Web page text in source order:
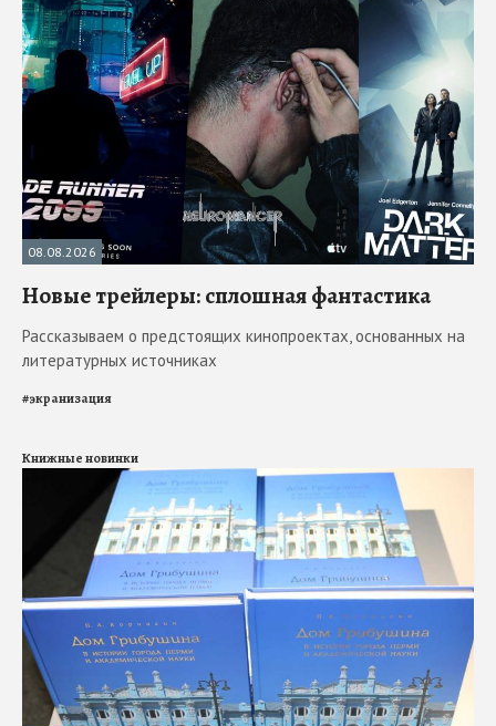
08.08.2026
Новые трейлеры: сплошная фантастика
Рассказываем о предстоящих кинопроектах, основанных на
литературных источниках
#экранизация
Книжные новинки